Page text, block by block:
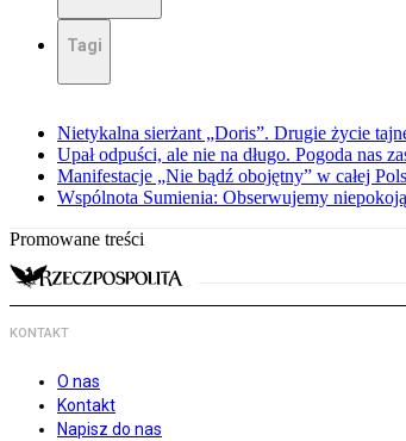
Tagi
Nietykalna sierżant „Doris”. Drugie życie
Upał odpuści, ale nie na długo. Pogoda nas
Manifestacje „Nie bądź obojętny” w całej
Wspólnota Sumienia: Obserwujemy
Promowane treści
KONTAKT
O nas
Kontakt
Napisz do nas